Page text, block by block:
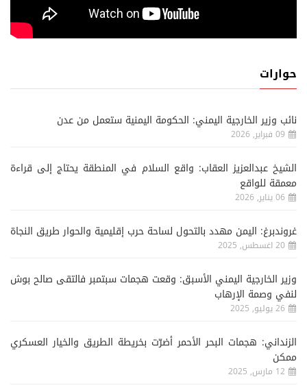
حوارات
نائب وزير الخارجية اليمني: الحكومة اليمنية ستعمل من عدن
09 فبراير, 2026
الشيخ عبدالعزيز العقاب: واقع السلام في المنطقة يحتاج إلى قراءة
معمقة للواقع
06 يناير, 2026
غروندبرغ: اليمن مهدد بالتحول لساحة حرب إقليمية والحوار طريق النجاة
20 اغسطس, 2025
وزير الخارجية اليمني الأسبق: وقعت هجمات سبتمبر فالتقى صالح بوش
لنفي وصمة الإرهاب
26 يوليو, 2025
الزنداني: هجمات البحر الأحمر أضرّت بخريطة الطريق والخيار العسكري
ممكن
12 مارس, 2025